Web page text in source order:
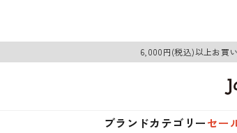
6,000円(税込)以上お買
ブランドカテゴリーセー